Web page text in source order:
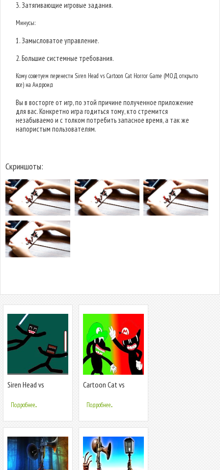
3. Затягивающие игровые задания.
Минусы:
1. Замысловатое управление.
2. Большие системные требования.
Кому советуем перенести Siren Head vs Cartoon Cat Horror Game (МОД открыто
все) на Андроид
Вы в восторге от игр, по этой причине полученное приложение
для вас. Конкретно игра годиться тому, кто стремится
незабываемо и с толком потребить запасное время, а так же
напористым пользователям.
Скриншоты:
Siren Head vs
Подробнее...
Cartoon Cat vs
Head Game
Подробнее...